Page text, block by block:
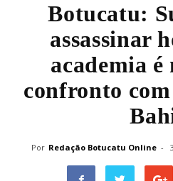
Botucatu:
assassinar
academia
confronto
Por Redação Botucatu Online -